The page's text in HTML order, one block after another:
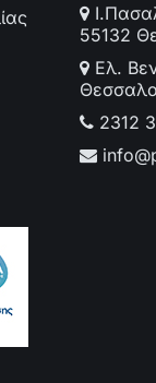
55132
Ελ.
2312